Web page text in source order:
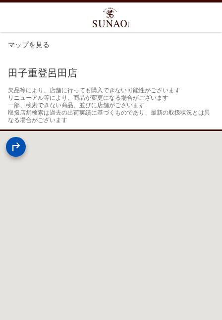
マップを見る
田子重登呂田店
欠品等により、店舗に行っても購入できない可能性がございます
リニューアル等により、商品が変更になる場合がございます
一部、検索できない商品、並びに店舗がございます
取扱店舗検索は過去の出荷実績に基づくものであり、最新の取扱状況とは異
なる場合がございます